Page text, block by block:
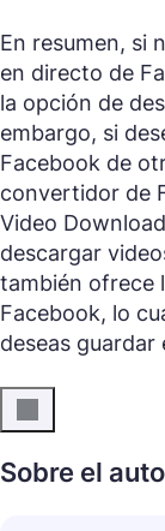
En resumen, si
en directo de
la opción de
embargo, si
Facebook de
convertidor de
Video
descargar
también ofrece
Facebook, lo
deseas guardar
Sobre el